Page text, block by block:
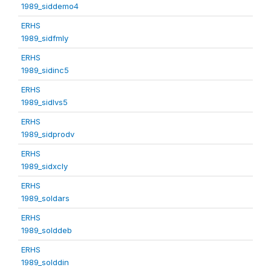
1989_siddemo4
ERHS
1989_sidfmly
ERHS
1989_sidinc5
ERHS
1989_sidlvs5
ERHS
1989_sidprodv
ERHS
1989_sidxcly
ERHS
1989_soldars
ERHS
1989_solddeb
ERHS
1989_solddin